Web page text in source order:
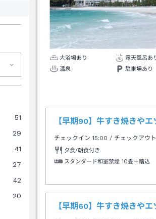
51
29
41
27
42
20
大浴場あり
露天風呂あ
温泉
駐車場あり
【早期90】牛すき焼きや
チェックイン15:00 / チェックアウト
夕食/朝食付き
スタンダード和室禁煙 10畳＋踏込
【早期60】牛すき焼きや